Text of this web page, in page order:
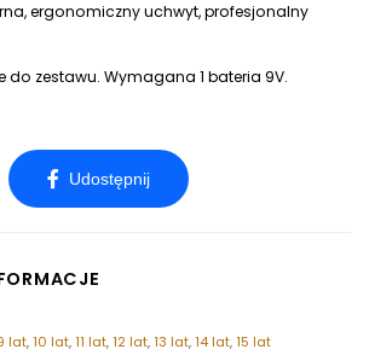
ergonomiczny uchwyt, profesjonalny
do zestawu. Wymagana 1 bateria 9V.
lat,10 lat,11 lat,12 lat,13 lat,14 lat,15 lat